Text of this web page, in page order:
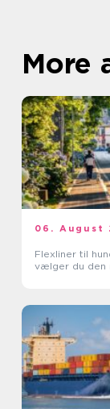
More
06. August
Flexliner til
vælger du den